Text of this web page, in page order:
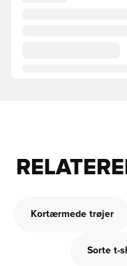
Kortærmede trøjer
Sorte t-